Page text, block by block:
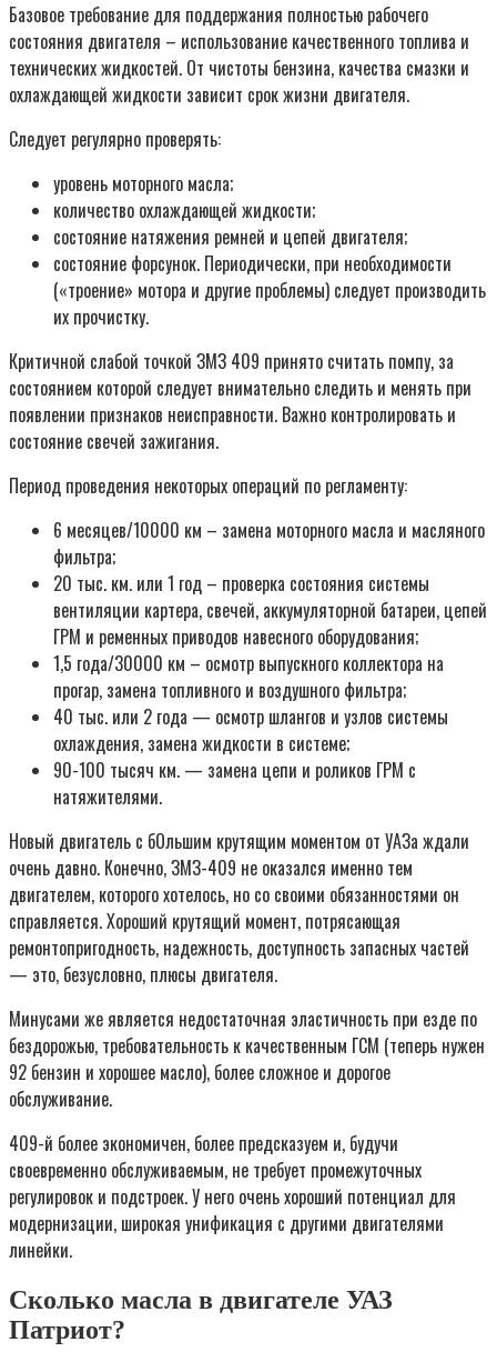
Базовое требование для поддержания полностью рабочего
состояния двигателя – использование качественного топлива и
технических жидкостей. От чистоты бензина, качества смазки и
охлаждающей жидкости зависит срок жизни двигателя.
Следует регулярно проверять:
уровень моторного масла;
количество охлаждающей жидкости;
состояние натяжения ремней и цепей двигателя;
состояние форсунок. Периодически, при необходимости
(«троение» мотора и другие проблемы) следует производить
их прочистку.
Критичной слабой точкой ЗМЗ 409 принято считать помпу, за
состоянием которой следует внимательно следить и менять при
появлении признаков неисправности. Важно контролировать и
состояние свечей зажигания.
Период проведения некоторых операций по регламенту:
6 месяцев/10000 км – замена моторного масла и масляного
фильтра;
20 тыс. км. или 1 год – проверка состояния системы
вентиляции картера, свечей, аккумуляторной батареи, цепей
ГРМ и ременных приводов навесного оборудования;
1,5 года/30000 км – осмотр выпускного коллектора на
прогар, замена топливного и воздушного фильтра;
40 тыс. или 2 года — осмотр шлангов и узлов системы
охлаждения, замена жидкости в системе;
90-100 тысяч км. — замена цепи и роликов ГРМ с
натяжителями.
Новый двигатель с бОльшим крутящим моментом от УАЗа ждали
очень давно. Конечно, ЗМЗ-409 не оказался именно тем
двигателем, которого хотелось, но со своими обязанностями он
справляется. Хороший крутящий момент, потрясающая
ремонтопригодность, надежность, доступность запасных частей
— это, безусловно, плюсы двигателя.
Минусами же является недостаточная эластичность при езде по
бездорожью, требовательность к качественным ГСМ (теперь нужен
92 бензин и хорошее масло), более сложное и дорогое
обслуживание.
409-й более экономичен, более предсказуем и, будучи
своевременно обслуживаемым, не требует промежуточных
регулировок и подстроек. У него очень хороший потенциал для
модернизации, широкая унификация с другими двигателями
линейки.
Сколько масла в двигателе УАЗ
Патриот?